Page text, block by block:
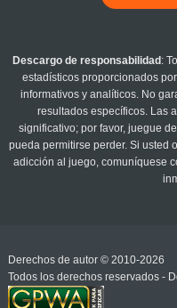
Descargo de responsabilidad :
estadísticos proporcionados por
informativos y analíticos. No
resultados específicos. Las
significativo; por favor, juegue
pueda permitirse perder. Si usted
adicción al juego, comuníquese
Derechos de autor © 2010-2026
Todos los derechos reservados -